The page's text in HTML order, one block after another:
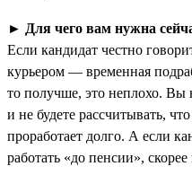
► Для чего вам нужна
Если кандидат честно
курьером — временная
то получше, это неплохо. Вы
и не будете рассчитывать,
проработает долго. А если
работать «до пенсии»,